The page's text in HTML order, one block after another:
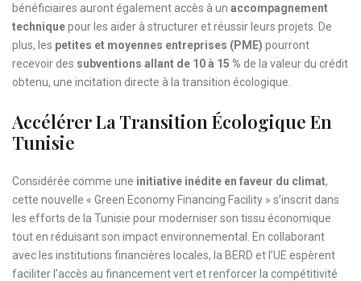
bénéficiaires auront également accès à un accompagnement
techniquepour les aider à structurer et réussir leurs projets. De
plus, les petites et moyennes entreprises (PME) pourront
recevoir des subventions allant de 10 à 15 % de la valeur du crédit
obtenu, une incitation directe à la transition écologique.
Accélérer La Transition Écologique En
Tunisie
Considérée comme une initiative inédite en faveur du climat,
cette nouvelle « Green Economy Financing Facility » s’inscrit dans
les efforts de la Tunisie pour moderniser son tissu économique
tout en réduisant son impact environnemental. En collaborant
avec les institutions financières locales, la BERD et l’UE espèrent
faciliter l’accès au financement vert et renforcer la compétitivité